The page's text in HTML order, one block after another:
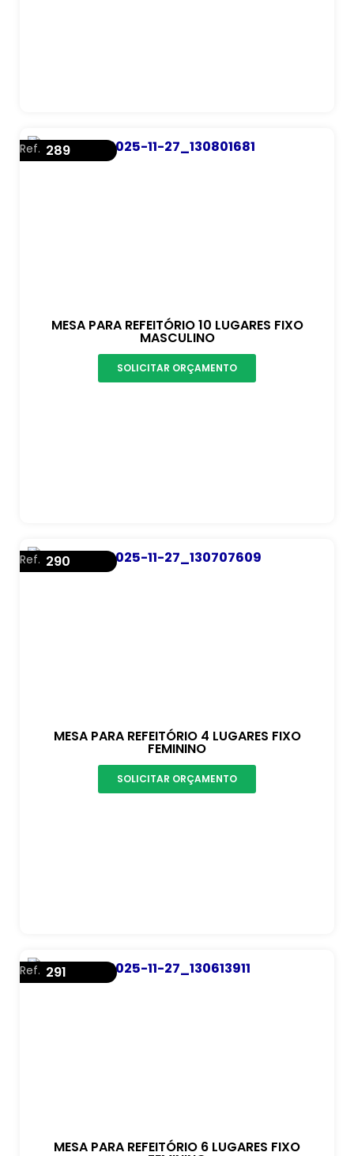
MESA PARA REFEITÓRIO 10 LUGARES FIXO
MASCULINO
Ref. 289
SOLICITAR ORÇAMENTO
MESA PARA REFEITÓRIO 4 LUGARES FIXO
FEMININO
Ref. 290
SOLICITAR ORÇAMENTO
MESA PARA REFEITÓRIO 6 LUGARES FIXO
Ref. 291